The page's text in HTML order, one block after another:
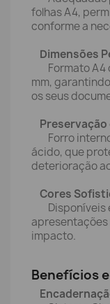
folhas A4,
conforme a
Dimensões
Formato A4
mm,
os seus
Forro interno
ácido, que
deterioração
Cores
Disponíveis
impacto.
Benefícios